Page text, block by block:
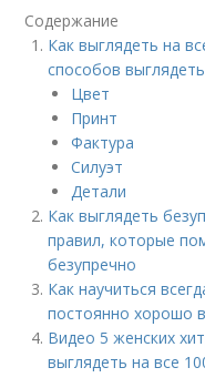
Содержание
Как выглядеть на
способов
Цвет
Принт
Фактура
Силуэт
Детали
Как выглядеть
правил, которые
безупречно
Как научиться
постоянно хорошо
Видео 5 женских
выглядеть на все